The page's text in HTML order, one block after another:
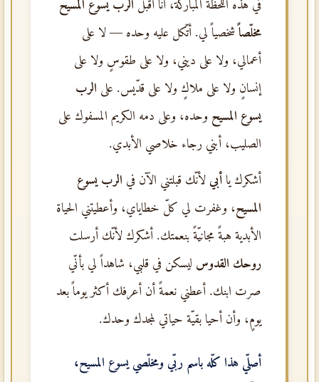
في هذه اللحظة المباركة، أنا أقبل الرب يسوع المسيح
مخلّصاًشخصياً لي. أتّكل عليه وحده — لا على
أعمالي، ولا على ديني، ولا على طقوسٍ ولا على
إنسانٍ ولا على ملاكٍ ولا على قدّيس. على الرب
يسوع المسيح وحده، وعلى دمه الكريم المسفوك على
الصليب، أبني رجاء خلاصي الأبدي.
أشكرك يا أبي لأنّك قبلتني الآن في الرب يسوع
المسيح، وغفرت لي كلّ خطاياي، وأعطيتني الحياة
الأبدية هبةً مجانيّةً بنعمتك. أشكرك لأنّك أرسلت
روحك القدوس ليسكن في قلبي، شاهداً لي بأنّي
صرت ابنك. أعطني نعمةً أن أعرفك أكثر يوماً بعد
يومٍ، وأن أحيا بقيّة حياتي لمجدك وحدك.
أصلّي هذا كلّه باسم ربّي ومخلّصي يسوع المسيح،